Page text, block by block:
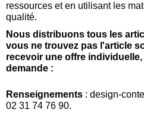
ressources et en utilisant les
qualité.
Nous distribuons tous les
vous ne trouvez pas l'article
recevoir une offre
demande :
Renseignements : design-
02 31 74 76 90.